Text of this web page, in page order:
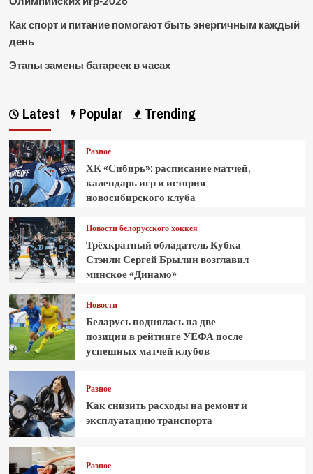
Как спорт и питание помогают быть энергичным каждый
день
Этапы замены батареек в часах
Latest Popular Trending
Разное
ХК «Сибирь»: расписание матчей,
календарь игр и история
новосибирского клуба
Новости белорусского хоккея
Трёхкратный обладатель Кубка
Стэнли Сергей Брылин возглавил
минское «Динамо»
Новости
Беларусь поднялась на две
позиции в рейтинге УЕФА после
успешных матчей клубов
Разное
Как снизить расходы на ремонт и
эксплуатацию транспорта
Разное